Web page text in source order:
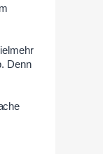
Denn